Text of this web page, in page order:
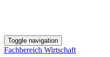
Toggle navigation
Fachbereich Wirtschaft